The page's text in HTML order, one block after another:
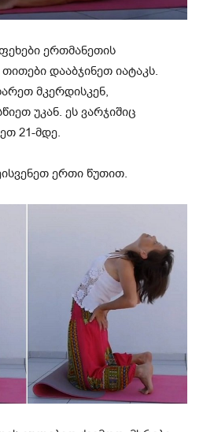
ერთმანეთის
დააბჯინეთ იატაკს.
მკერდისკენ,
უკან. ეს ვარჯიშიც
21-მდე.
ერთი წუთით.